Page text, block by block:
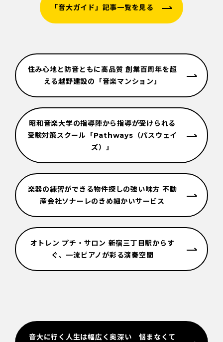
「音大ガイド」記事一覧を見る
住み心地と防音ともに高品質 創業百周年を超
える越野建設の「音楽マンション」
昭和音楽大学の指導陣から指導が受けられる
受験対策スクール「Pathways（パスウェイ
ズ）」
楽器の練習ができる物件探しの強い味方 不動
産会社ソナーレのきめ細かいサービス
オトレン プチ・サロン 新宿三丁目駅からす
ぐ、一流ピアノが彩る演奏空間
音大に行く人生は幅広く奥深い 悩まなくて